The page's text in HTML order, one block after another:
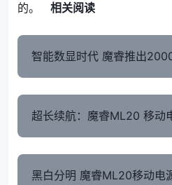
的。 相关阅读
智能数显时代 魔睿推出
超长续航：魔睿ML20 移动
黑白分明 魔睿ML20移动电